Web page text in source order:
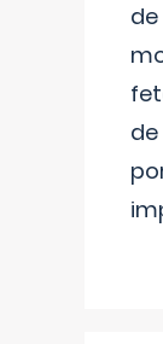
de